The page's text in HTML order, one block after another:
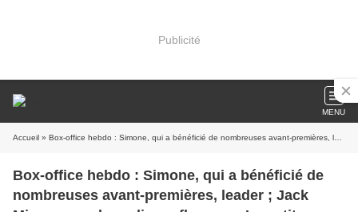
Publicité
MENU
Accueil » Box-office hebdo : Simone, qui a bénéficié de nombreuses avant-premières, leader ; Jack Mimoun sur le podium ; flop pour Le petit Nicolas.
Box-office hebdo : Simone, qui a bénéficié de
nombreuses avant-premières, leader ; Jack